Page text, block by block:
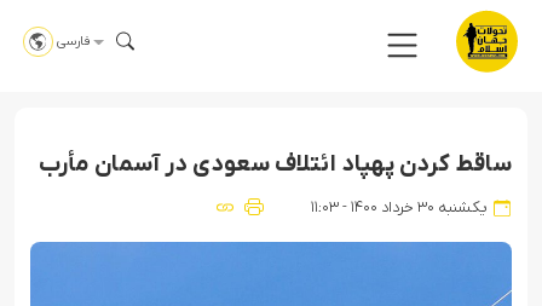
فارسی
ساقط کردن پهپاد ائتلاف سعودی در آسمان مأرب
یکشنبه ۳۰ خرداد ۱۴۰۰ - ۱۱:۰۳